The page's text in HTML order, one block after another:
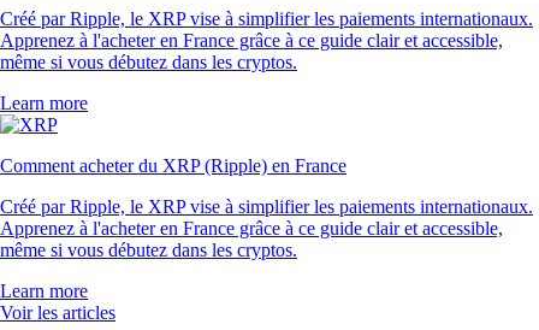
Créé par Ripple, le XRP vise à simplifier les paiements internationaux.
Apprenez à l'acheter en France grâce à ce guide clair et accessible,
même si vous débutez dans les cryptos.
Learn more
Comment acheter du XRP (Ripple) en France
Créé par Ripple, le XRP vise à simplifier les paiements internationaux.
Apprenez à l'acheter en France grâce à ce guide clair et accessible,
même si vous débutez dans les cryptos.
Learn more
Voir les articles